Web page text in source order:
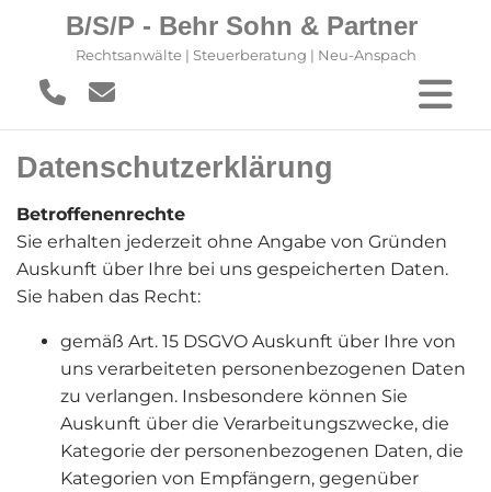
B/S/P - Behr Sohn & Partner
Rechtsanwälte | Steuerberatung | Neu-Anspach
Datenschutzerklärung
Betroffenenrechte
Sie erhalten jederzeit ohne Angabe von Gründen
Auskunft über Ihre bei uns gespeicherten Daten.
Sie haben das Recht:
gemäß Art. 15 DSGVO Auskunft über Ihre von
uns verarbeiteten personenbezogenen Daten
zu verlangen. Insbesondere können Sie
Auskunft über die Verarbeitungszwecke, die
Kategorie der personenbezogenen Daten, die
Kategorien von Empfängern, gegenüber